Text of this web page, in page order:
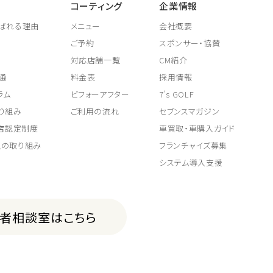
れる理由
ム
組み
認定制度
取り組み
コーティング
メニュー
ご予約
対応店舗一覧
料金表
ビフォーアフター
ご利用の流れ
企業情報
会社概要
スポンサー・協賛
CM紹介
採用情報
7's GOLF
セブンスマガジン
車買取・車購入ガイド
フランチャイズ募集
システム導入支援
相談室はこちら